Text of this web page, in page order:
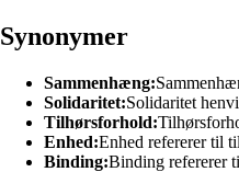
Synonymer
Sammenhæng:
Solidaritet:Solidaritet
Tilhørsforhold:
Enhed:Enhed refererer til
Binding:Binding refererer